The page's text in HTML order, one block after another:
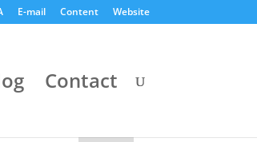
E-mail Content Website
Contact